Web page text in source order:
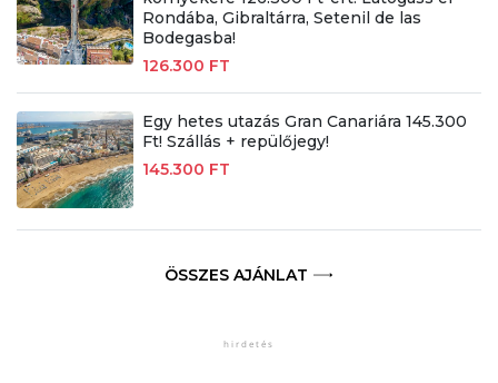
Rondába, Gibraltárra, Setenil de las
Bodegasba!
126.300 FT
Egy hetes utazás Gran Canariára 145.300
Ft! Szállás + repülőjegy!
145.300 FT
ÖSSZES AJÁNLAT